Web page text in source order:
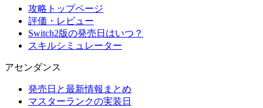
攻略トップページ
評価・レビュー
Switch2版の発売日はいつ？
スキルシミュレーター
アセンダンス
発売日と最新情報まとめ
マスターランクの実装日